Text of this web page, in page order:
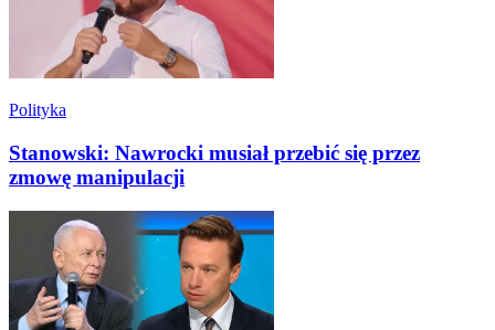
Polityka
Stanowski: Nawrocki musiał przebić się przez
zmowę manipulacji